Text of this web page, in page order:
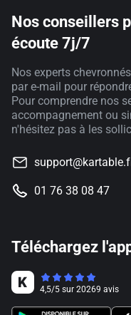
Nos conseillers
écoute 7j/7
Nos experts
par e-mail pour
Pour comprendre nos
accompagnement ou
n'hésitez pas à les
01 76 38 08 47
Téléchargez
4,5/5 sur 20269 avis